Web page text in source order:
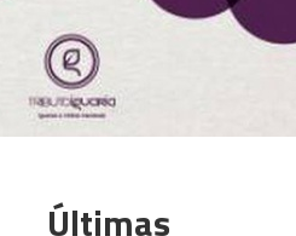
Últimas